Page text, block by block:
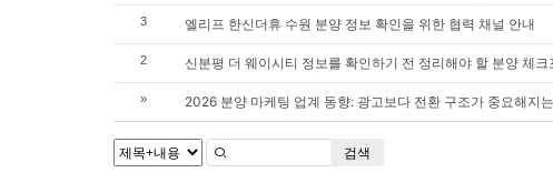
3 엘리프 한신더휴 수원 분양 정보 확인을 위한 협력 채널 안내
2 신분평 더 웨이시티 정보를 확인하기 전 정리해야 할 분양 체크
» 2026 분양 마케팅 업계 동향: 광고보다 전환 구조가 중요해지
검색